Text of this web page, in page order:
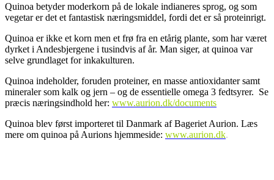
Quinoa betyder moderkorn på de lokale indianeres sprog, og som
vegetar er det et fantastisk næringsmiddel, fordi det er så proteinrigt.
Quinoa er ikke et korn men et frø fra en etårig plante, som har været
dyrket i Andesbjergene i tusindvis af år. Man siger, at quinoa var
selve grundlaget for inkakulturen.
Quinoa indeholder, foruden proteiner, en masse antioxidanter samt
mineraler som kalk og jern – og de essentielle omega 3 fedtsyrer. Se
præcis næringsindhold her: www.aurion.dk/documents
Quinoa blev først importeret til Danmark af Bageriet Aurion. Læs
mere om quinoa på Aurions hjemmeside: www.aurion.dk.